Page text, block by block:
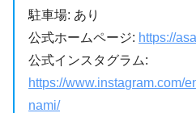
駐車場: あり
公式ホームページ: https://
公式インスタグラム:
https://www.instagram.com/
nami/